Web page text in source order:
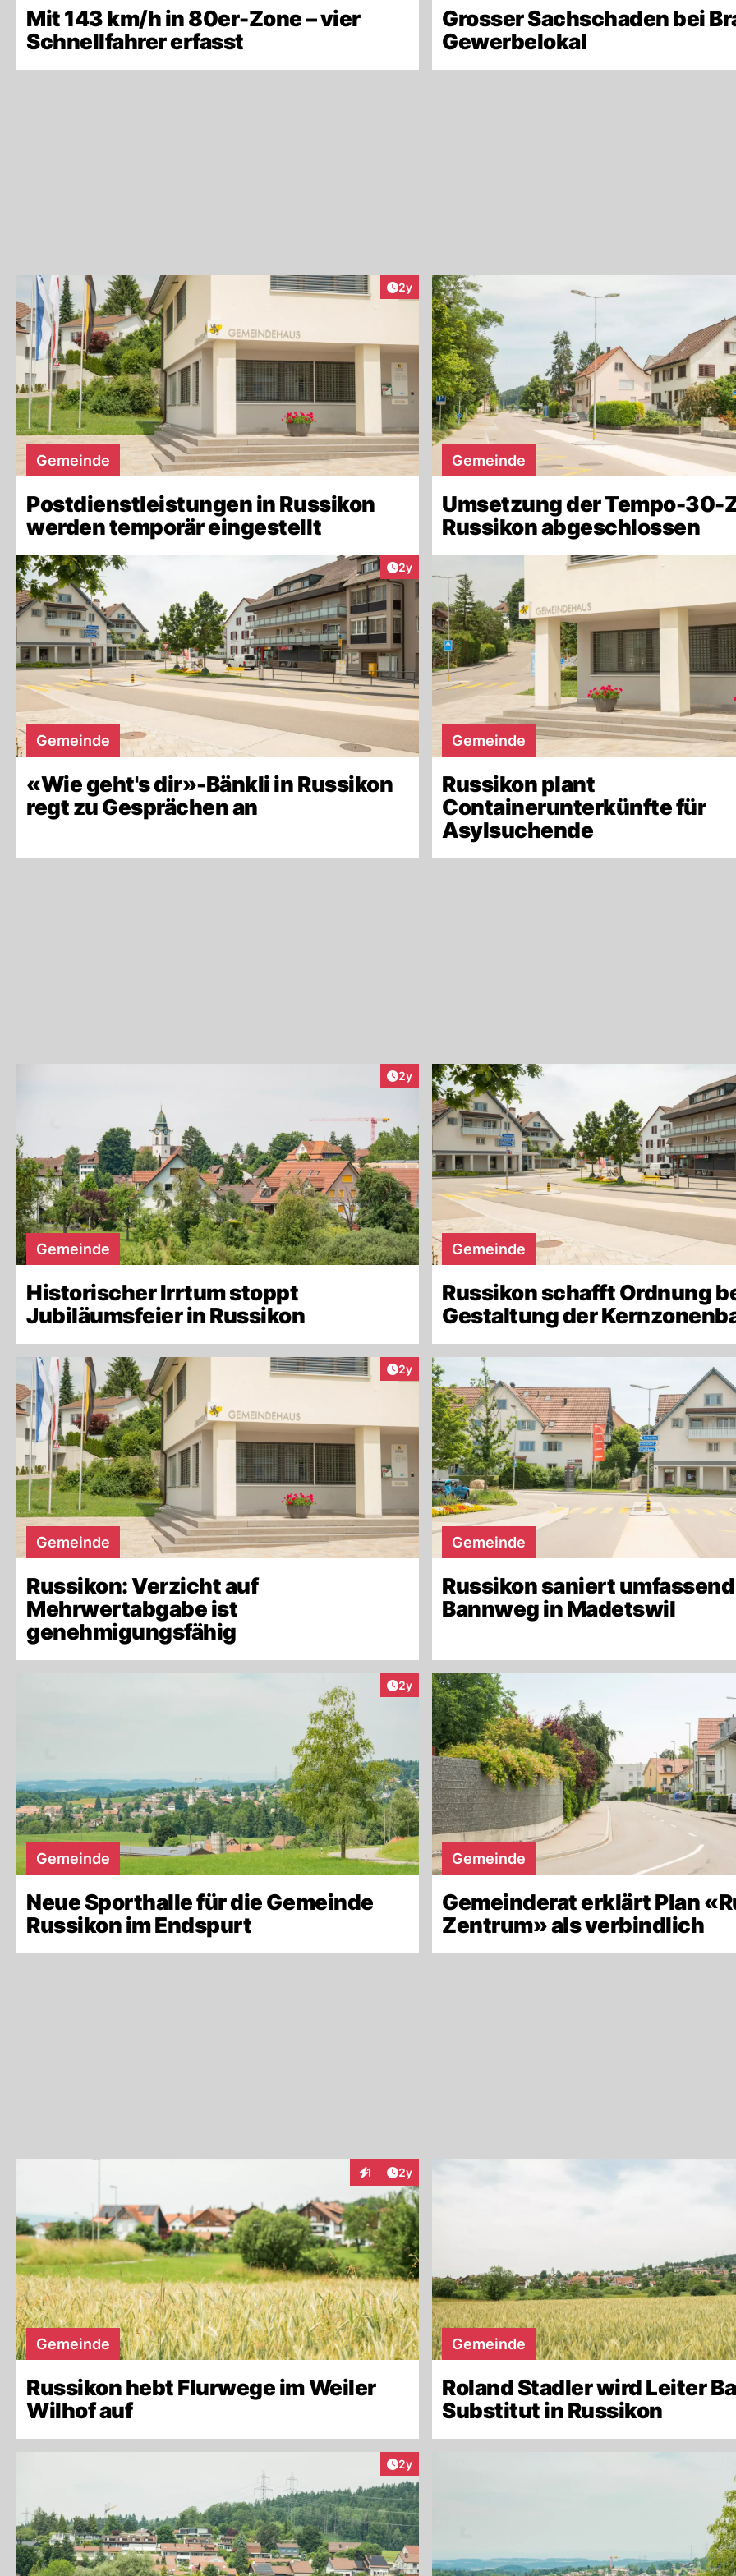
Mit 143 km/h in 80er-Zone – vier
Schnellfahrer erfasst
Grosser Sachschaden bei
Gewerbelokal
Artikel veröffentlicht:
2y
Gemeinde
Postdienstleistungen in Russikon
werden temporär eingestellt
Gemeinde
Umsetzung der Tempo-30-
Russikon abgeschlossen
Artikel veröffentlicht:
2y
Gemeinde
«Wie geht's dir»-Bänkli in Russikon
regt zu Gesprächen an
Gemeinde
Russikon plant
Containerunterkünfte für
Asylsuchende
Artikel veröffentlicht:
2y
Gemeinde
Historischer Irrtum stoppt
Jubiläumsfeier in Russikon
Gemeinde
Russikon schafft Ordnung
Gestaltung der
Artikel veröffentlicht:
2y
Gemeinde
Russikon: Verzicht auf
Mehrwertabgabe ist
genehmigungsfähig
Gemeinde
Russikon saniert
Bannweg in Madetswil
Artikel veröffentlicht:
2y
Gemeinde
Neue Sporthalle für die Gemeinde
Russikon im Endspurt
Gemeinde
Gemeinderat erklärt Plan
Zentrum» als verbindlich
1
InteraktionenArtikel veröffentlicht:
2y
Gemeinde
Russikon hebt Flurwege im Weiler
Wilhof auf
Gemeinde
Roland Stadler wird Leiter
Substitut in Russikon
Artikel veröffentlicht:
2y